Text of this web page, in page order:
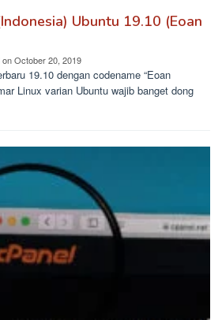
Ubuntu 19.10 (Eoan
onOctober 20, 2019
19.10 dengan codename “Eoan
Linux varian Ubuntu wajib banget dong